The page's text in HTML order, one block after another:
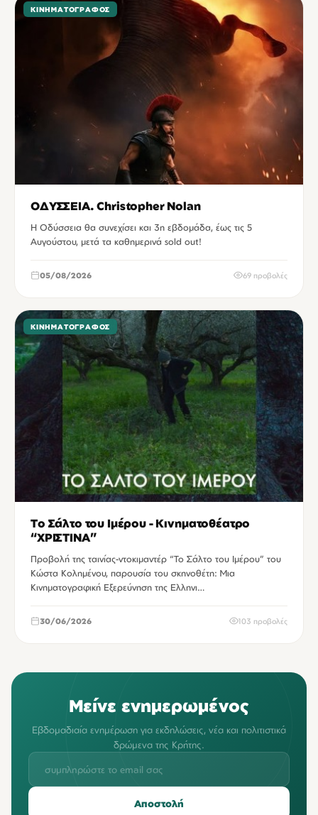
ΚΙΝΗΜΑΤΟΓΡΆΦΟΣ
ΟΔΥΣΣΕΙΑ. Christopher Nolan
Η Οδύσσεια θα συνεχίσει και 3η εβδομάδα, έως τις 5
Αυγούστου, μετά τα καθημερινά sold out!
05/08/2026 69 προβολές
ΚΙΝΗΜΑΤΟΓΡΆΦΟΣ
Το Σάλτο του Ιμέρου - Κινηματοθέατρο
“ΧΡΙΣΤΙΝΑ”
Προβολή της ταινίας-ντοκιμαντέρ “Το Σάλτο του Ιμέρου” του
Κώστα Κολημένου, παρουσία του σκηνοθέτη: Μια
Κινηματογραφική Εξερεύνηση της Ελληνι…
30/06/2026 103 προβολές
Μείνε ενημερωμένος
Εβδομαδιαία ενημέρωση για εκδηλώσεις, νέα και πολιτιστικά
δρώμενα της Κρήτης.
Αποστολή